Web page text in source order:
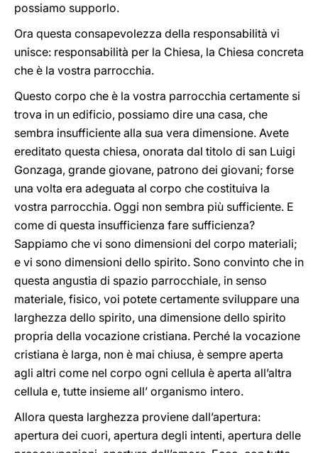
possiamo supporlo.
Ora questa consapevolezza della responsabilità vi
unisce: responsabilità per la Chiesa, la Chiesa concreta
che è la vostra parrocchia.
Questo corpo che è la vostra parrocchia certamente si
trova in un edificio, possiamo dire una casa, che
sembra insufficiente alla sua vera dimensione. Avete
ereditato questa chiesa, onorata dal titolo di san Luigi
Gonzaga, grande giovane, patrono dei giovani; forse
una volta era adeguata al corpo che costituiva la
vostra parrocchia. Oggi non sembra più sufficiente. E
come di questa insufficienza fare sufficienza?
Sappiamo che vi sono dimensioni del corpo materiali;
e vi sono dimensioni dello spirito. Sono convinto che in
questa angustia di spazio parrocchiale, in senso
materiale, fisico, voi potete certamente sviluppare una
larghezza dello spirito, una dimensione dello spirito
propria della vocazione cristiana. Perché la vocazione
cristiana è larga, non è mai chiusa, è sempre aperta
agli altri come nel corpo ogni cellula è aperta all’altra
cellula e, tutte insieme all’ organismo intero.
Allora questa larghezza proviene dall’apertura:
apertura dei cuori, apertura degli intenti, apertura delle